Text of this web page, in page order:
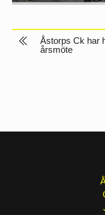
Åstorps Ck har
årsmöte